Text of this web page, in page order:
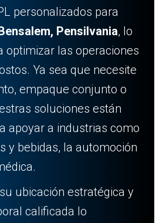
personalizados para
Pensilvania, lo
optimizar las operaciones
Ya sea que necesite
empaque conjunto o
soluciones están
apoyar a industrias como
y bebidas, la automoción
su ubicación estratégica y
calificada lo